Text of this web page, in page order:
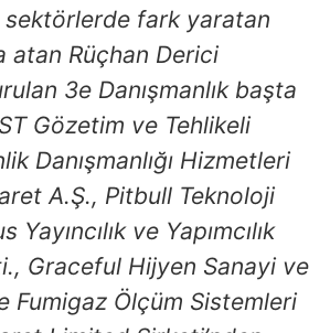
fark yaratan
atan Rüçhan Derici
3e Danışmanlık başta
Gözetim ve Tehlikeli
Danışmanlığı Hizmetleri
A.Ş., Pitbull Teknoloji
Yayıncılık ve Yapımcılık
Graceful Hijyen Sanayi ve
Fumigaz Ölçüm Sistemleri